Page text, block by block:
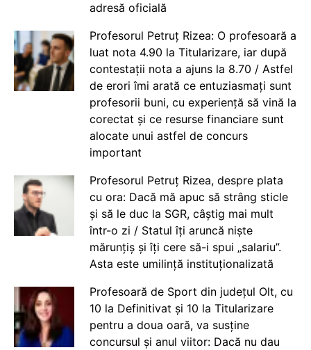
adresă oficială
Profesorul Petruț Rizea: O profesoară a
luat nota 4.90 la Titularizare, iar după
contestații nota a ajuns la 8.70 / Astfel
de erori îmi arată ce entuziasmați sunt
profesorii buni, cu experiență să vină la
corectat și ce resurse financiare sunt
alocate unui astfel de concurs
important
Profesorul Petruț Rizea, despre plata
cu ora: Dacă mă apuc să strâng sticle
și să le duc la SGR, câștig mai mult
într-o zi / Statul îți aruncă niște
mărunțiș și îți cere să-i spui „salariu”.
Asta este umilință instituționalizată
Profesoară de Sport din județul Olt, cu
10 la Definitivat și 10 la Titularizare
pentru a doua oară, va susține
concursul și anul viitor: Dacă nu dau